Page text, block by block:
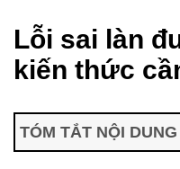
Lỗi sai làn
kiến thức
TÓM TẮT NỘI